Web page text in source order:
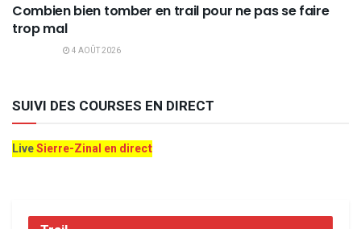
Combien bien tomber en trail pour ne pas se faire
trop mal
4 AOÛT 2026
SUIVI DES COURSES EN DIRECT
LiveSierre-Zinal en direct